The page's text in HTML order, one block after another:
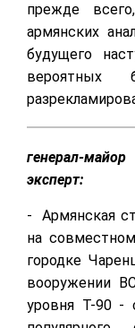
прежде
армянских
будущего
генерал-
эксперт:
- Армянская
на
городке
вооружении
уровня Т-90 -